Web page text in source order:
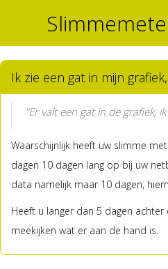
Ik zie een gat in mijn
"Er valt een gat in de grafiek,
Waarschijnlijk heeft uw slimme
dagen 10 dagen lang op bij uw
data namelijk maar 10 dagen,
Heeft u langer dan 5 dagen
meekijken wat er aan de hand is.